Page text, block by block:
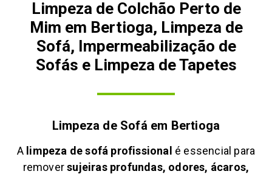
Limpeza de Colchão Perto de
Mim em Bertioga, Limpeza de
Sofá, Impermeabilização de
Sofás e Limpeza de Tapetes
Limpeza de Sofá em Bertioga
A limpeza de sofá profissional é essencial para
removersujeiras profundas, odores, ácaros,